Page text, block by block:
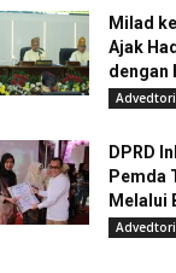
Milad
Ajak
dengan
DPRD
Pemda
Melalui